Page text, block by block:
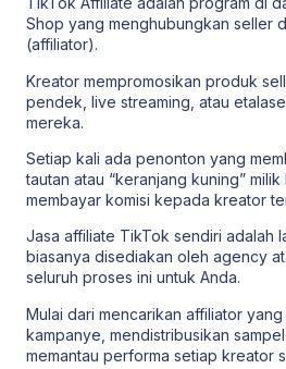
Shop yang menghubungkan seller
(affiliator).
Kreator mempromosikan produk
pendek, live streaming, atau
mereka.
Setiap kali ada penonton yang
tautan atau “keranjang kuning”
membayar komisi kepada kreator
Jasa affiliate TikTok sendiri adalah
biasanya disediakan oleh agency
seluruh proses ini untuk Anda.
Mulai dari mencarikan affiliator
kampanye, mendistribusikan
memantau performa setiap kreator